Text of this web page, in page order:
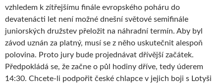
vzhledem k zítřejšímu finále evropského poháru do
devatenácti let není možné dnešní světové semifinále
juniorských družstev přeložit na náhradní termín. Aby byl
závod uznán za platný, musí se z něho uskutečnit alespoň
polovina. Proto jury bude projednávat dřívější začátek.
Předpokládá se, že začne o půl hodiny dříve, tedy úderem
14:30. Chcete-li podpořit české chlapce v jejich boji s Lotyši